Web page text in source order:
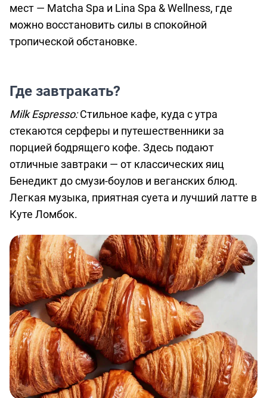
мест — Matcha Spa и Lina Spa & Wellness, где
можно восстановить силы в спокойной
тропической обстановке.
Где завтракать?
Milk Espresso:Стильное кафе, куда с утра
стекаются серферы и путешественники за
порцией бодрящего кофе. Здесь подают
отличные завтраки — от классических яиц
Бенедикт до смузи-боулов и веганских блюд.
Легкая музыка, приятная суета и лучший латте в
Куте Ломбок.